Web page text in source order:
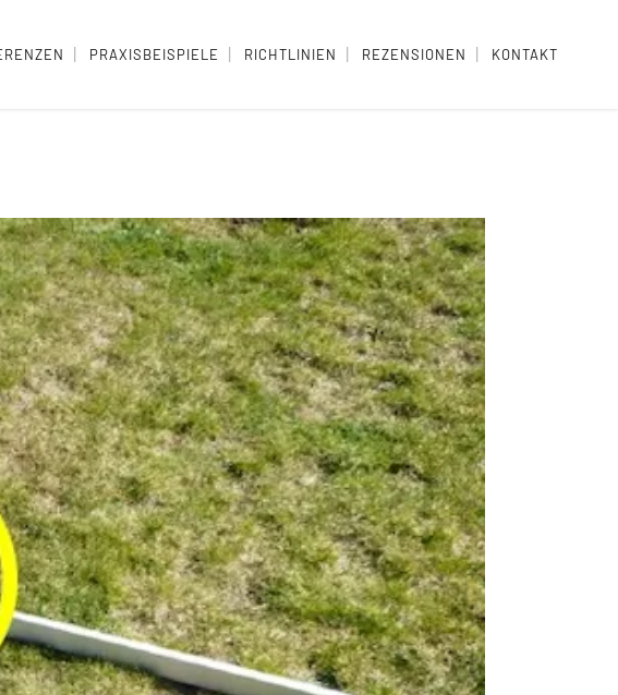
PRAXISBEISPIELE RICHTLINIEN REZENSIONEN KONTAKT